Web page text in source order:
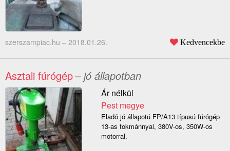
szerszampiac.hu – 2018.01.26. Kedvencekbe
Asztali fúrógép– jó állapotban
Ár nélkül
Pest megye
Eladó jó állapotú FP/A13 típusú fúrógép
13-as tokmánnyal, 380V-os, 350W-os
motorral.